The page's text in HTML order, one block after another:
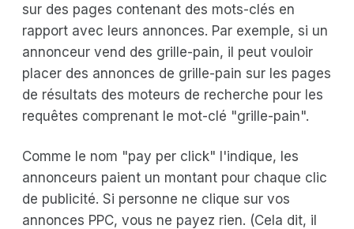
sur des pages contenant des mots-clés en
rapport avec leurs annonces. Par exemple, si un
annonceur vend des grille-pain, il peut vouloir
placer des annonces de grille-pain sur les pages
de résultats des moteurs de recherche pour les
requêtes comprenant le mot-clé "grille-pain".
Comme le nom "pay per click" l'indique, les
annonceurs paient un montant pour chaque clic
de publicité. Si personne ne clique sur vos
annonces PPC, vous ne payez rien. (Cela dit, il